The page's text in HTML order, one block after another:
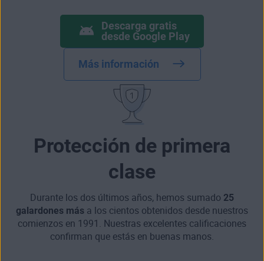
Descarga gratis
desde Google Play
Más información
Protección de primera
clase
Durante los dos últimos años, hemos sumado 25
galardones más a los cientos obtenidos desde nuestros
comienzos en 1991. Nuestras excelentes calificaciones
confirman que estás en buenas manos.